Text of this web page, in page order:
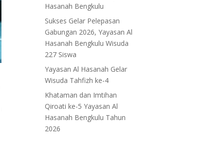
Hasanah Bengkulu
Sukses Gelar Pelepasan
Gabungan 2026, Yayasan Al
Hasanah Bengkulu Wisuda
227 Siswa
Yayasan Al Hasanah Gelar
Wisuda Tahfizh ke-4
Khataman dan Imtihan
Qiroati ke-5 Yayasan Al
Hasanah Bengkulu Tahun
2026